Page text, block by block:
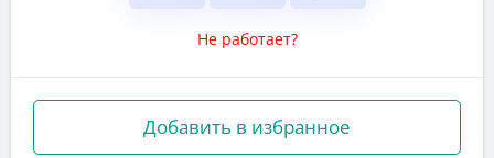
Не работает?
Добавить в избранное